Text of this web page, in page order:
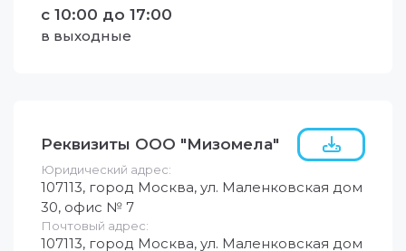
с 10:00 до 17:00
в выходные
Реквизиты ООО "Мизомела"
Юридический адрес:
107113, город Москва, ул. Маленковская дом
30, офис № 7
Почтовый адрес:
107113, город Москва, ул. Маленковская дом